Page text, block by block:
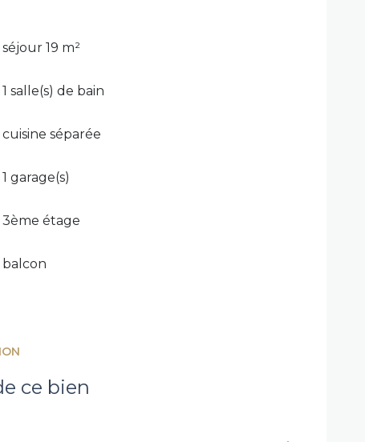
séjour 19 m²
1 salle(s) de bain
cuisine séparée
1 garage(s)
3ème étage
balcon
ce bien